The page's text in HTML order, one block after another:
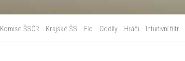
Komise ŠSČR Krajské ŠS Elo Oddíly Hráči Intuitivní filtr